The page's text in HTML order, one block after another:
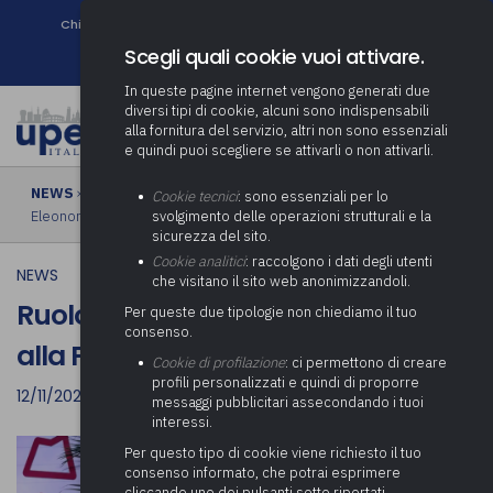
Chi siamo
Newsletter
NEWS › Ruolo e missioni di Upel - Intervista alla Presidente
Eleonora Paolelli
NEWS
Ruolo e missioni di Upel - Intervista
alla Presidente Eleonora Paolelli
12/11/2025
Scegli quali cookie vuoi attivare.
In queste pagine internet vengono generati due
diversi tipi di cookie, alcuni sono indispensabili
alla fornitura del servizio, altri non sono essenziali
e quindi puoi scegliere se attivarli o non attivarli.
Cookie tecnici: sono essenziali per lo
svolgimento delle operazioni strutturali e la
sicurezza del sito.
Cookie analitici: raccolgono i dati degli utenti
che visitano il sito web anonimizzandoli.
Per queste due tipologie non chiediamo il tuo
consenso.
Cookie di profilazione: ci permettono di creare
profili personalizzati e quindi di proporre
messaggi pubblicitari assecondando i tuoi
interessi.
Per questo tipo di cookie viene richiesto il tuo
consenso informato, che potrai esprimere